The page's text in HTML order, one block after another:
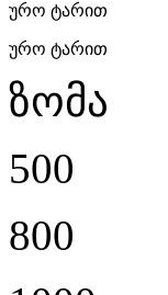
ურო ტარით
ურო ტარით
ზომა
500
800